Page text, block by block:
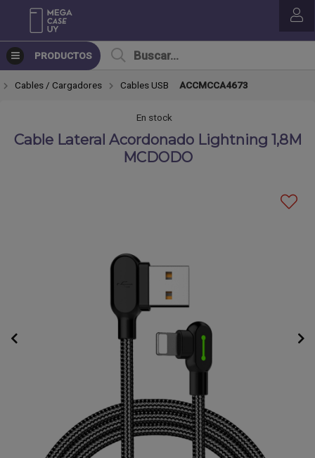
Compartir por email
PRODUCTOS
Cables / Cargadores Cables USB ACCMCCA4673
En stock
Cable Lateral Acordonado Lightning 1,8M
MCDODO